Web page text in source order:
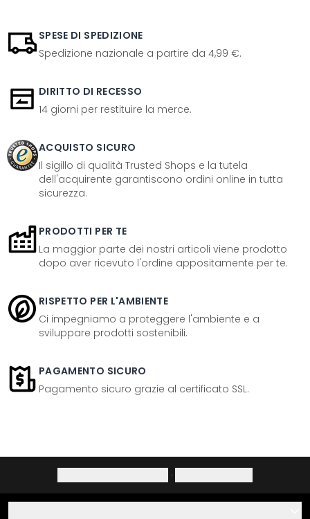
SPESE DI SPEDIZIONE
Spedizione nazionale a partire da 4,99 €.
DIRITTO DI RECESSO
14 giorni per restituire la merce.
ACQUISTO SICURO
Il sigillo di qualità Trusted Shops e la tutela
dell'acquirente garantiscono ordini online in tutta
sicurezza.
PRODOTTI PER TE
La maggior parte dei nostri articoli viene prodotto
dopo aver ricevuto l'ordine appositamente per te.
RISPETTO PER L'AMBIENTE
Ci impegniamo a proteggere l'ambiente e a
sviluppare prodotti sostenibili.
PAGAMENTO SICURO
Pagamento sicuro grazie al certificato SSL.
·